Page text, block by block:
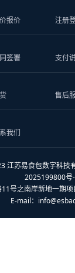
报价 注册
签署 支付
售后
我们
江苏易食包数字科技
2025199800号
号之南岸新地一期
E-mail：